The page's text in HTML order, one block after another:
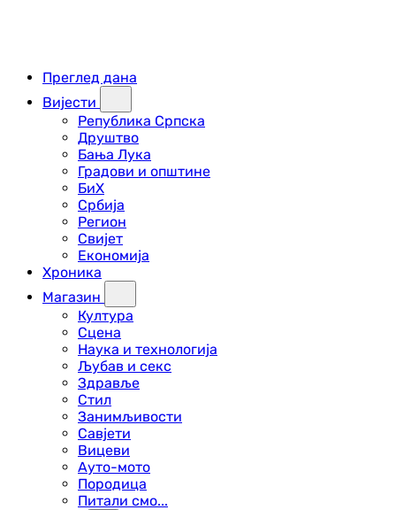
Преглед дана
Вијести
Република Српска
Друштво
Бања Лука
Градови и општине
БиХ
Србија
Регион
Свијет
Економија
Хроника
Магазин
Култура
Сцена
Наука и технологија
Љубав и секс
Здравље
Стил
Занимљивости
Савјети
Вицеви
Ауто-мото
Породица
Питали смо...